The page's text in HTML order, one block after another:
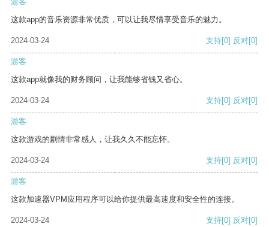
这款app的音乐资源非常优质，可以让我尽情享受音乐的魅力。
2024-03-24 支持[0] 反对[0]
游客
这款app就像我的财务顾问，让我能够省钱又省心。
2024-03-24 支持[0] 反对[0]
游客
这款游戏的剧情非常感人，让我久久不能忘怀。
2024-03-24 支持[0] 反对[0]
游客
这款加速器VPM应用程序可以给你提供最高速度和安全性的连接。
2024-03-24 支持[0] 反对[0]